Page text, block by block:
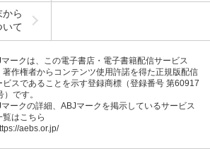
ら
いて
ークは、この電子書店・電子書籍配信サービス
著作権者からコンテンツ使用許諾を得た正規版配信
ビスであることを示す登録商標（登録番号 第60917
）です。
ークの詳細、ABJマークを掲示しているサービス
覧はこちら
aebs.or.jp/